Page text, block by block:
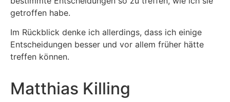
getroffen habe.
Im Rückblick denke ich allerdings, dass ich einige
Entscheidungen besser und vor allem früher hätte
treffen können.
Matthias Killing